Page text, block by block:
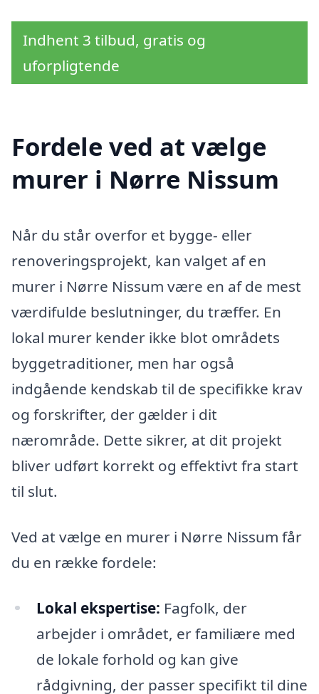
Indhent 3 tilbud, gratis og
uforpligtende
Fordele ved at vælge
murer i Nørre Nissum
Når du står overfor et bygge- eller
renoveringsprojekt, kan valget af en
murer i Nørre Nissum være en af de mest
værdifulde beslutninger, du træffer. En
lokal murer kender ikke blot områdets
byggetraditioner, men har også
indgående kendskab til de specifikke krav
og forskrifter, der gælder i dit
nærområde. Dette sikrer, at dit projekt
bliver udført korrekt og effektivt fra start
til slut.
Ved at vælge en murer i Nørre Nissum får
du en række fordele:
Lokal ekspertise: Fagfolk, der
arbejder i området, er familiære med
de lokale forhold og kan give
rådgivning, der passer specifikt til dine